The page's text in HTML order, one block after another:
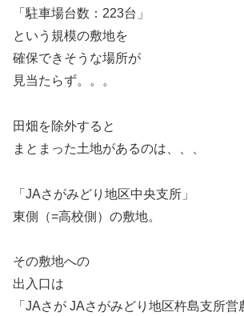
「駐車場台数：223台」
という規模の敷地を
確保できそうな場所が
見当たらず。。。
田畑を除外すると
まとまった土地があるのは、、、
「JAさがみどり地区中央支所」
東側（=高校側）の敷地。
その敷地への
出入口は
「JAさが JAさがみどり地区杵島支所営